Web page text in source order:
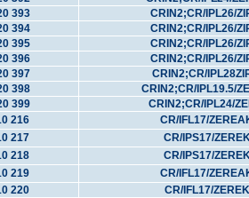
393
CRIN2;CR/IPL26/
394
CRIN2;CR/IPL26/
395
CRIN2;CR/IPL26/
396
CRIN2;CR/IPL26/
397
CRIN2;CR/
398
CRIN2;CR/IPL19.5/
399
CRIN2;CR/IPL24/
216
CR/IFL17/
217
CR/IPS17/
218
CR/IPS17/
219
CR/IFL17/
220
CR/IFL17/